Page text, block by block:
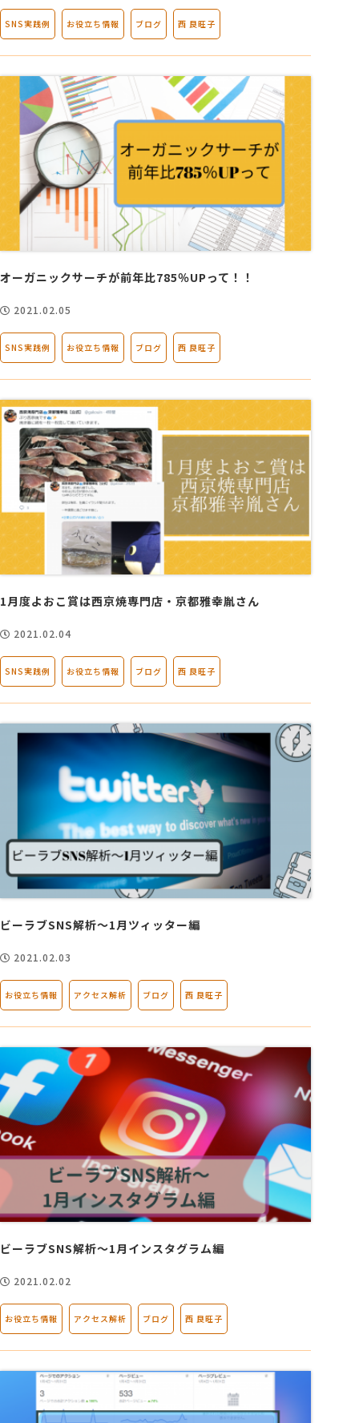
SNS実践例 お役立ち情報 ブログ 西 良旺子
オーガニックサーチが前年比785％UPって！！
2021.02.05
SNS実践例 お役立ち情報 ブログ 西 良旺子
1月度よおこ賞は西京焼専門店・京都雅幸胤さん
2021.02.04
SNS実践例 お役立ち情報 ブログ 西 良旺子
ビーラブSNS解析～1月ツィッター編
2021.02.03
お役立ち情報 アクセス解析 ブログ 西 良旺子
ビーラブSNS解析～1月インスタグラム編
2021.02.02
お役立ち情報 アクセス解析 ブログ 西 良旺子